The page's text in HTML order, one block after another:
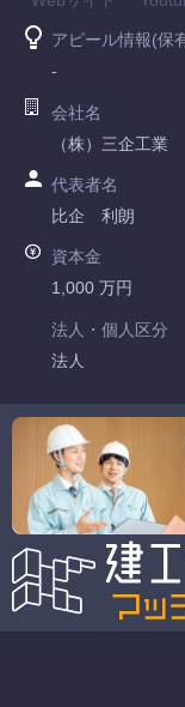
アピール情報(保
-
会社名
（株）三企工業
代表者名
比企 利朗
資本金
1,000 万円
法人・個人区分
法人
許可番号
茨城県知事許可
特定建設業
-
一般建設業
土木一式工事業
道施設工事業